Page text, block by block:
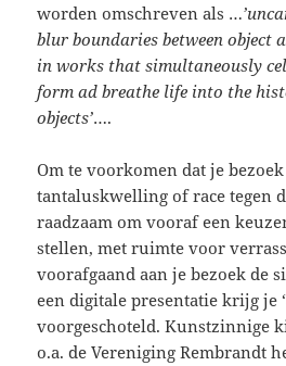
worden omschreven als …
blur boundaries between object
in works that simultaneously
form ad breathe life into the
objects’….
Om te voorkomen dat je bezoek
tantaluskwelling of race tegen
raadzaam om vooraf een
stellen, met ruimte voor
voorafgaand aan je bezoek de
een digitale presentatie krijg je
voorgeschoteld. Kunstzinnige
o.a. de Vereniging Rembrandt